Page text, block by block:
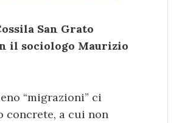
San Grato
il sociologo Maurizio
“migrazioni” ci
a cui non